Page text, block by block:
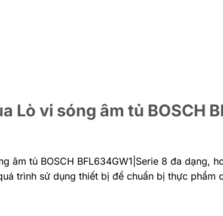
Lò vi sóng âm tủ BOSCH
âm tủ BOSCH BFL634GW1|Serie 8 đa dạng,
trình sử dụng thiết bị để chuẩn bị thực phẩm